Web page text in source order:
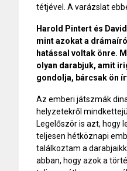
tétjével. A varázslat
Harold Pintert és
mint azokat a
hatással voltak önre.
olyan darabjuk, amit
gondolja, bárcsak ön
Az emberi játszmák
helyzetekről
Legelőször is azt, hogy
teljesen hétköznapi
találkoztam a
abban, hogy azok a